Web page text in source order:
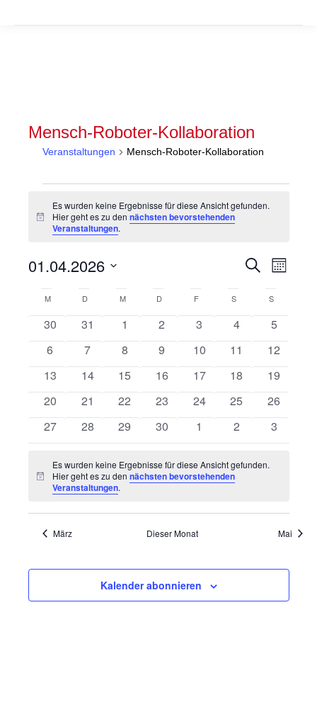
Mensch-Roboter-Kollaboration
Veranstaltungen Mensch-Roboter-Kollaboration
Hinweis
Es wurden keine Ergebnisse für diese Ansicht gefunden.
Hier geht es zu dennächsten bevorstehenden
Veranstaltungen.
Suche
und
Suche
Monat
01.04.2026
wählen.
Kalender
von
Veranstaltungen
M MONTAGD DIENSTAG
MMITTWOCH
D DONNERSTAG
F FREITAGSSAMSTAG
SSONNTAG
0
Veranstaltungen
30
0
Veranstaltungen
31
0
Veranstaltungen
1
0
Veranstaltungen
2
0
Veranstaltungen
3
0
Veranstaltungen
4
0
5
0
Veranstaltungen
6
0
Veranstaltungen
7
0
Veranstaltungen
8
0
Veranstaltungen
9
0
Veranstaltungen
10
0
Veranstaltungen
11
0
12
0
Veranstaltungen
13
0
Veranstaltungen
14
0
Veranstaltungen
15
0
Veranstaltungen
16
0
Veranstaltungen
17
0
Veranstaltungen
18
0
19
0
Veranstaltungen
20
0
Veranstaltungen
21
0
Veranstaltungen
22
0
Veranstaltungen
23
0
Veranstaltungen
24
0
Veranstaltungen
25
0
26
0
Veranstaltungen
27
0
Veranstaltungen
28
0
Veranstaltungen
29
0
Veranstaltungen
30
0
Veranstaltungen
1
0
Veranstaltungen
2
0
3
Hinweis
Es wurden keine Ergebnisse für diese Ansicht gefunden.
Hier geht es zu dennächsten bevorstehenden
Veranstaltungen.
März Dieser Monat Mai
Kalender abonnieren